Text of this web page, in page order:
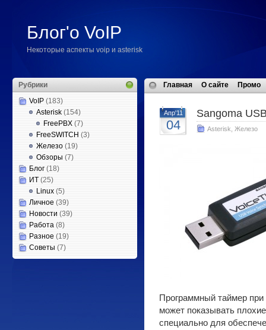
Блог'о VoIP
Некоторые аспекты voip и asterisk
Рубрики
VoIP (183)
Asterisk (154)
FreePBX (7)
FreeSWITCH (3)
Железо (19)
Обзоры (7)
Блог (18)
ИТ (25)
Linux (5)
Личное (39)
Новости (39)
Работа (8)
Разное (19)
Советы (7)
Главная О сайте Промо
Апр'11
04
Sangoma
Asterisk Железо
Программный таймер
может показывать
специально для